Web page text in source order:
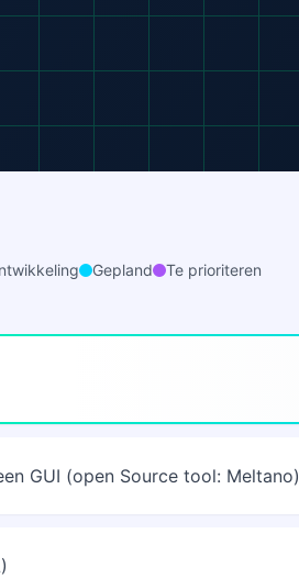
Gepland Te prioriteren
GUI (open Source tool: Meltano)